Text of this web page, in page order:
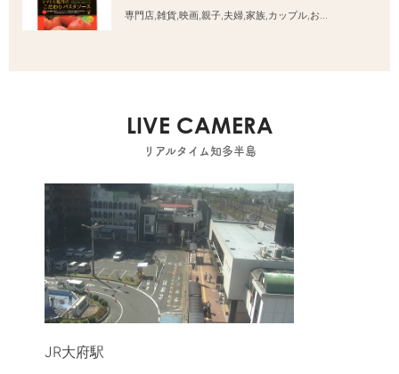
専門店,雑貨,映画,親子,夫婦,家族,カップル,おひとりさま
LIVE CAMERA
リアルタイム知多半島
JR大府駅